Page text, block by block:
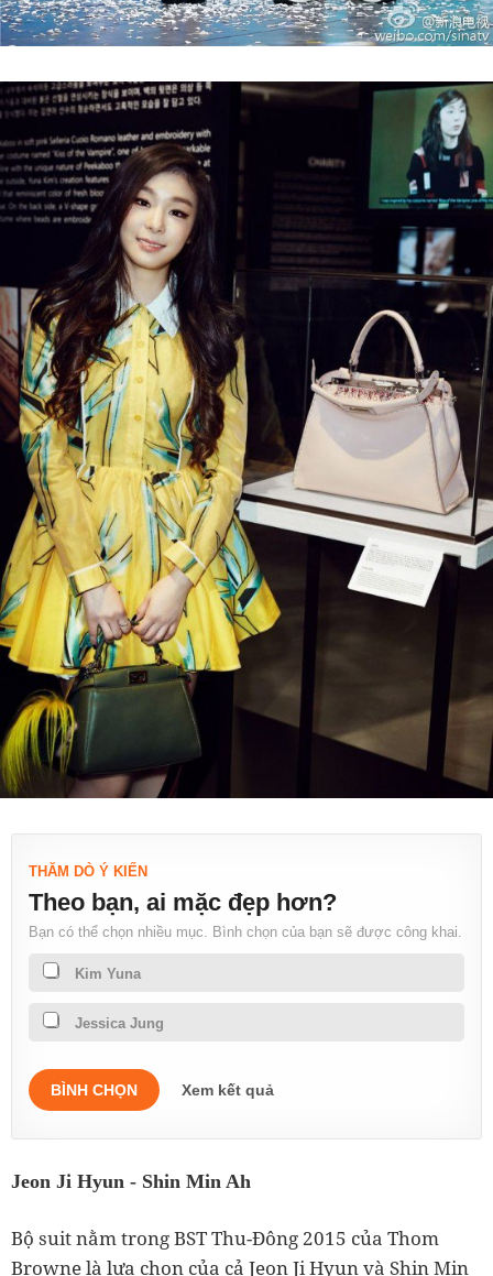
THĂM DÒ Ý KIẾN
Theo bạn, ai mặc đẹp hơn?
Bạn có thể chọn nhiều mục. Bình chọn của bạn sẽ được công khai.
Kim Yuna
Jessica Jung
BÌNH CHỌN Xem kết quả
Jeon Ji Hyun - Shin Min Ah
Bộ suit nằm trong BST Thu-Đông 2015 của Thom
Browne là lựa chọn của cả Jeon Ji Hyun và Shin Min